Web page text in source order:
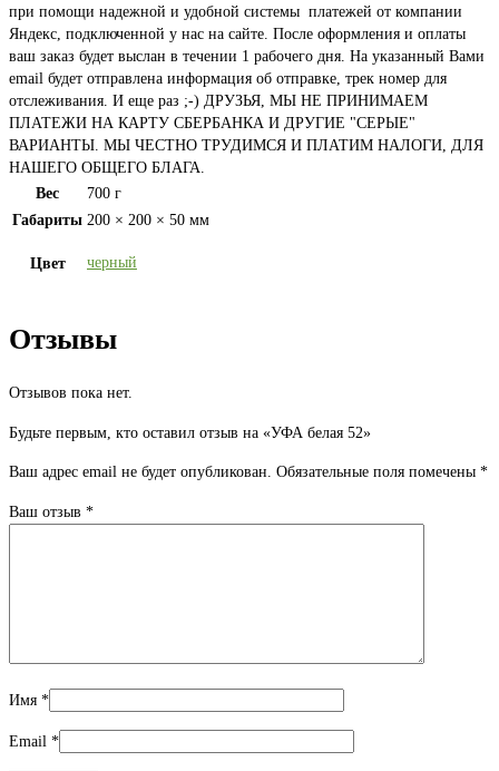
при помощи надежной и удобной системы платежей от компании
Яндекс, подключенной у нас на сайте. После оформления и оплаты
ваш заказ будет выслан в течении 1 рабочего дня. На указанный Вами
email будет отправлена информация об отправке, трек номер для
отслеживания. И еще раз ;-) ДРУЗЬЯ, МЫ НЕ ПРИНИМАЕМ
ПЛАТЕЖИ НА КАРТУ СБЕРБАНКА И ДРУГИЕ "СЕРЫЕ"
ВАРИАНТЫ. МЫ ЧЕСТНО ТРУДИМСЯ И ПЛАТИМ НАЛОГИ, ДЛЯ
НАШЕГО ОБЩЕГО БЛАГА.
Вес
700 г
Габариты 200 × 200 × 50 мм
Цвет черный
Отзывы
Отзывов пока нет.
Будьте первым, кто оставил отзыв на «УФА белая 52»
Ваш адрес email не будет опубликован. Обязательные поля помечены *
Ваш отзыв *
Имя *
Email *